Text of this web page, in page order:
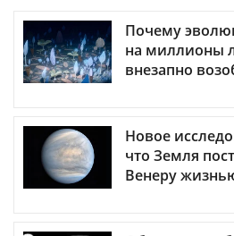
Почему
на миллионы
внезапно
Новое
что Земля
Венеру